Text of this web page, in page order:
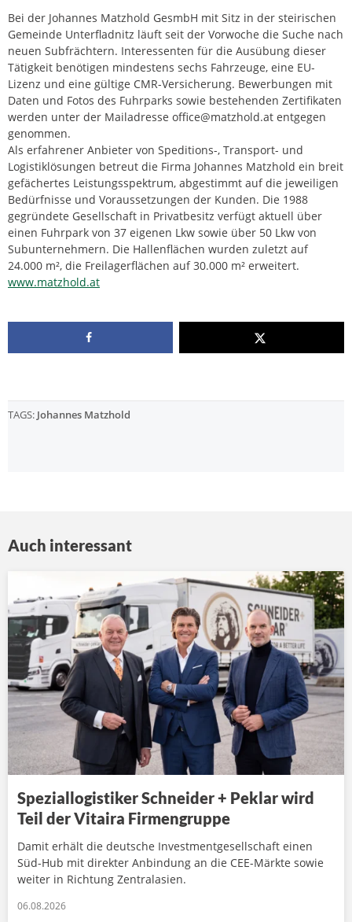
Bei der Johannes Matzhold GesmbH mit Sitz in der steirischen
Gemeinde Unterfladnitz läuft seit der Vorwoche die Suche nach
neuen Subfrächtern. Interessenten für die Ausübung dieser
Tätigkeit benötigen mindestens sechs Fahrzeuge, eine EU-
Lizenz und eine gültige CMR-Versicherung. Bewerbungen mit
Daten und Fotos des Fuhrparks sowie bestehenden Zertifikaten
werden unter der Mailadresse office@matzhold.at entgegen
genommen.
Als erfahrener Anbieter von Speditions-, Transport- und
Logistiklösungen betreut die Firma Johannes Matzhold ein breit
gefächertes Leistungsspektrum, abgestimmt auf die jeweiligen
Bedürfnisse und Voraussetzungen der Kunden. Die 1988
gegründete Gesellschaft in Privatbesitz verfügt aktuell über
einen Fuhrpark von 37 eigenen Lkw sowie über 50 Lkw von
Subunternehmern. Die Hallenflächen wurden zuletzt auf
24.000 m², die Freilagerflächen auf 30.000 m² erweitert.
www.matzhold.at
TAGS: Johannes Matzhold
Auch interessant
Speziallogistiker Schneider + Peklar wird
Teil der Vitaira Firmengruppe
Damit erhält die deutsche Investmentgesellschaft einen
Süd-Hub mit direkter Anbindung an die CEE-Märkte sowie
weiter in Richtung Zentralasien.
06.08.2026